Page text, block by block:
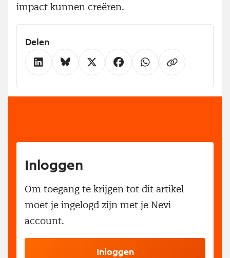
impact kunnen creëren.
Delen
Inloggen
Om toegang te krijgen tot dit artikel
moet je ingelogd zijn met je Nevi
account.
Inloggen